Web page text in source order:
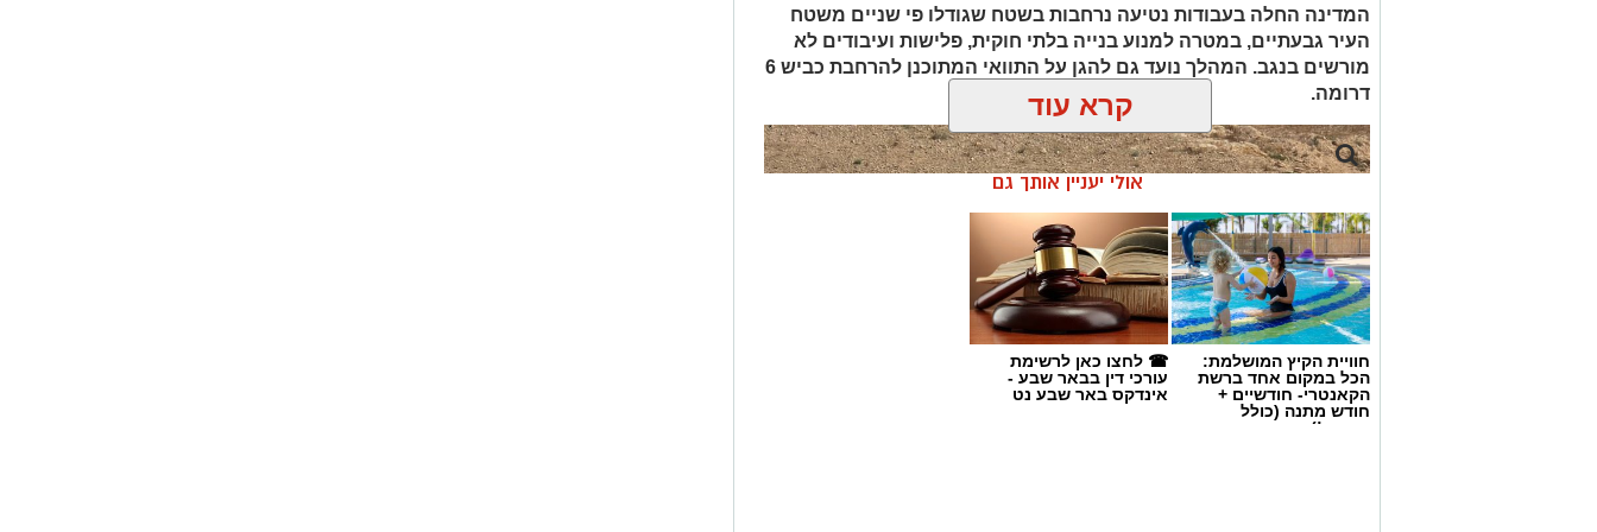
המדינה החלה בעבודות נטיעה נרחבות בשטח שגודלו פי שניים משטח
העיר גבעתיים, במטרה למנוע בנייה בלתי חוקית, פלישות ועיבודים לא
מורשים בנגב. המהלך נועד גם להגן על התוואי המתוכנן להרחבת כביש 6
דרומה.
קרא עוד
אולי יעניין אותך גם
חוויית הקיץ המושלמת:
הכל במקום אחד ברשת
הקאנטרי- חודשיים +
חודש מתנה (כולל
החגים!)
☎ לחצו כאן לרשימת
עורכי דין בבאר שבע -
אינדקס באר שבע נט